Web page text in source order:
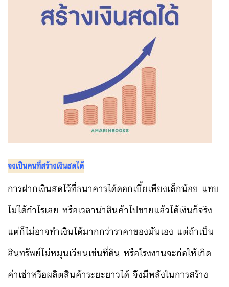
จงเป็นคนที่สร้างเงินสดได้
การฝากเงินสดไว้ที่ธนาคารได้ดอกเบี้ยเพียงเล็กน้อย แทบ
ไม่ได้กำไรเลย หรือเวลานำสินค้าไปขายแล้วได้เงินก็จริง
แต่ก็ไม่อาจทำเงินได้มากกว่าราคาของมันเอง แต่ถ้าเป็น
สินทรัพย์ไม่หมุนเวียนเช่นที่ดิน หรือโรงงานจะก่อให้เกิด
ค่าเช่าหรือผลิตสินค้าระยะยาวได้ จึงมีพลังในการสร้าง